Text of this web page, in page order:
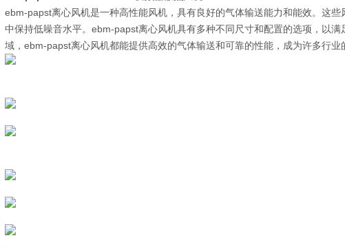
ebm-papst离心风机是一种高性能风机，具有良好的气体输送能力和能效。这
中保持低噪音水平。ebm-papst离心风机具有多种不同尺寸和配置的选项，以
域，ebm-papst离心风机都能提供高效的气体输送和可靠的性能，成为许多行业